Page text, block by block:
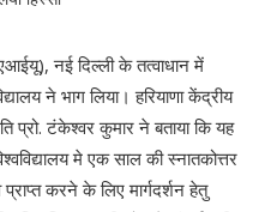
नई दिल्ली के तत्वाधान में
ने भाग लिया। हरियाणा केंद्रीय
प्रो. टंकेश्वर कुमार ने बताया कि यह
मे एक साल की स्नातकोत्तर
करने के लिए मार्गदर्शन हेतु